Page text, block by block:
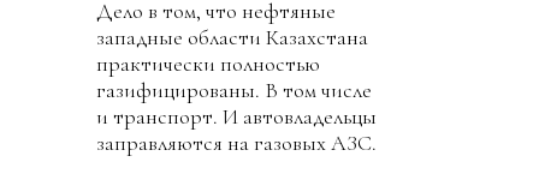
Дело в том, что нефтяные
западные области Казахстана
практически полностью
газифицированы. В том числе
и транспорт. И автовладельцы
заправляются на газовых АЗС.